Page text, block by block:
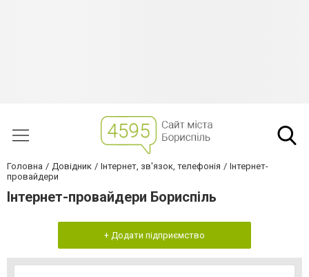
Головна Довідник Інтернет, зв'язок, телефонія
Інтернет-
провайдери
Інтернет-провайдери Бориспіль
+ Додати підприємство